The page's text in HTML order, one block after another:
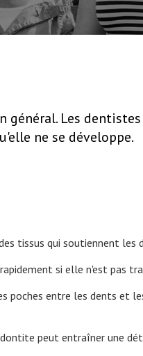
général. Les
ne se développe.
tissus qui soutiennent les
si elle n'est pas
poches entre les dents et
peut entraîner une